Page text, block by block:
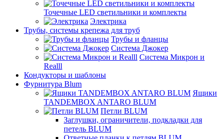
Точечные LED светильники и комплекты
Электрика
Трубы, системы крепежа для труб
Трубы и фланцы
Система Джокер
Система Микрон и
Realll
Кондукторы и шаблоны
Фурнитура Blum
Ящики
TANDEMBOX ANTARO BLUM
Петли BLUM
Заглушки, ограничители, подкладки для
петель BLUM